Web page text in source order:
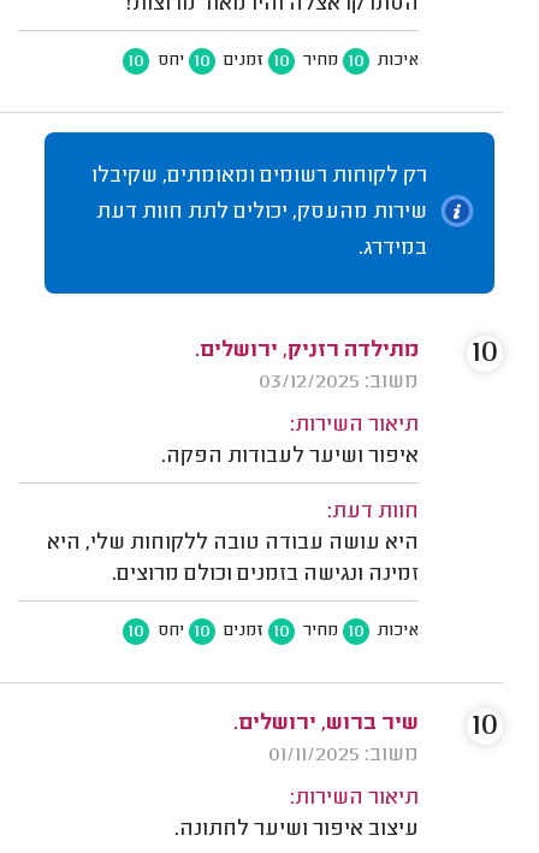
הסתרקו אצלה והיו מאוד מרוצות!
איכות 10 מחיר 10 זמנים 10 יחס 10
רק לקוחות רשומים ומאומתים, שקיבלו
שירות מהעסק, יכולים לתת חוות דעת
במידרג.
מתילדה רזניק, ירושלים.
משוב: 03/12/2025
תיאור השירות:
איפור ושיער לעבודות הפקה.
חוות דעת:
היא עושה עבודה טובה ללקוחות שלי, היא
זמינה ונגישה בזמנים וכולם מרוצים.
איכות 10 מחיר 10 זמנים 10 יחס 10
10
שיר ברוש, ירושלים.
משוב: 01/11/2025
תיאור השירות:
עיצוב איפור ושיער לחתונה.
10